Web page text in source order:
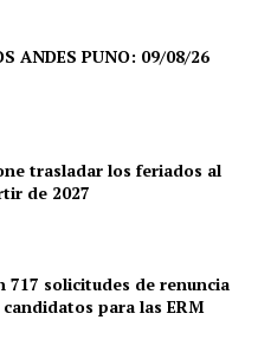
ANDES PUNO: 09/08/26
trasladar los feriados al
de 2027
717 solicitudes de renuncia
para las ERM